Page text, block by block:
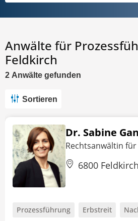
Anwälte für
Feldkirch
2 Anwälte gefunden
Sortieren
Dr. Sabine
Rechtsanwältin
6800 Feldkirch
Prozessführung Erbstreit